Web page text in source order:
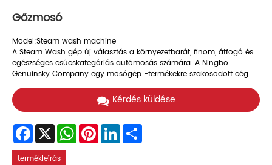
Gőzmosó
Model:Steam wash machine
A Steam Wash gép új választás a környezetbarát, finom, átfogó és
egészséges csúcskategóriás autómosás számára. A Ningbo
Genuinsky Company egy mosógép -termékekre szakosodott cég.
Kérdés küldése
Facebook
X WhatsAppPinterestLinkedIn
termékleírás